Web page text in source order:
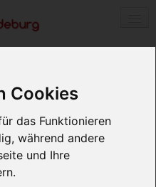
Cookies
das Funktionieren
während andere
und Ihre